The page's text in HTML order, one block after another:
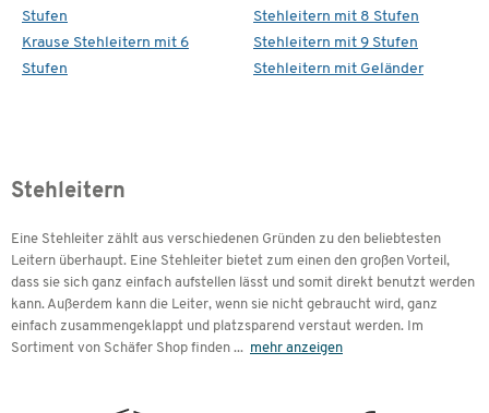
Stufen
Krause Stehleitern mit 6
Stufen
Stehleitern mit 8 Stufen
Stehleitern mit 9 Stufen
Stehleitern mit Geländer
Stehleitern
Eine Stehleiter zählt aus verschiedenen Gründen zu den beliebtesten
Leitern überhaupt. Eine Stehleiter bietet zum einen den großen Vorteil,
dass sie sich ganz einfach aufstellen lässt und somit direkt benutzt werden
kann. Außerdem kann die Leiter, wenn sie nicht gebraucht wird, ganz
einfach zusammengeklappt und platzsparend verstaut werden. Im
Sortiment von Schäfer Shop finden ... mehr anzeigen